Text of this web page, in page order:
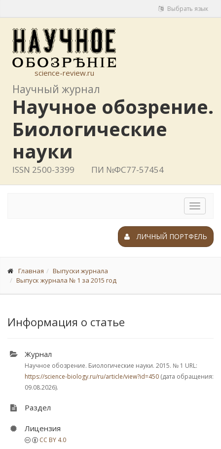
Выбрать язык
science-review.ru
Научный журнал
Научное обозрение.
Биологические
науки
ISSN 2500-3399 ПИ №ФС77-57454
Toggle
ЛИЧНЫЙ ПОРТФЕЛЬ
Главная
Выпуски журнала
Выпуск журнала № 1 за 2015 год
Информация о статье
Журнал
Научное обозрение. Биологические науки. 2015. № 1 URL:
https://science-biology.ru/ru/article/view?id=450 (дата обращения:
09.08.2026).
Раздел
Лицензия
CC BY 4.0